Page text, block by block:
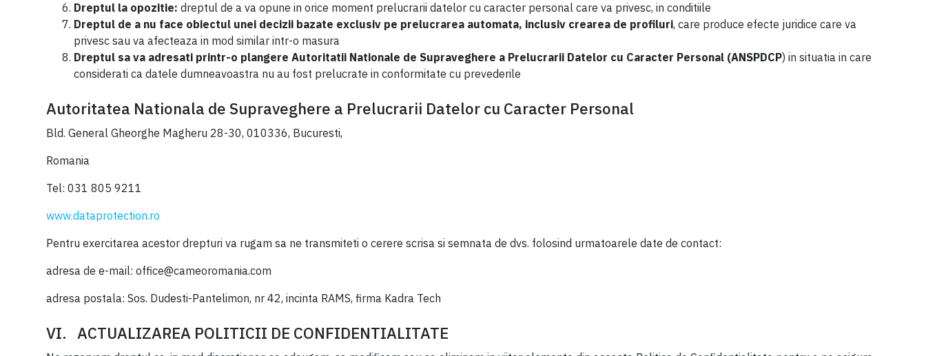
Dreptul la opozitie:dreptul de a va opune in orice moment prelucrarii datelor cu caracter personal care va privesc, in conditiile
Dreptul de a nu face obiectul unei decizii bazate exclusiv pe prelucrarea automata, inclusiv crearea de profiluri, care produce efecte juridice care va
privesc sau va afecteaza in mod similar intr-o masura
Dreptul sa va adresati printr-o plangere Autoritatii Nationale de Supraveghere a Prelucrarii Datelor cu Caracter Personal (ANSPDCP) in situatia in care
considerati ca datele dumneavoastra nu au fost prelucrate in conformitate cu prevederile
Autoritatea Nationala de Supraveghere a Prelucrarii Datelor cu Caracter Personal
Bld. General Gheorghe Magheru 28-30, 010336, Bucuresti,
Romania
Tel: 031 805 9211
www.dataprotection.ro
Pentru exercitarea acestor drepturi va rugam sa ne transmiteti o cerere scrisa si semnata de dvs. folosind urmatoarele date de contact:
adresa de e-mail: office@cameoromania.com
adresa postala: Sos. Dudesti-Pantelimon, nr 42, incinta RAMS, firma Kadra Tech
VI. ACTUALIZAREA POLITICII DE CONFIDENTIALITATE